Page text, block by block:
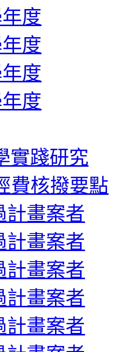
度
度
度
度
實踐研究
費核撥要點
計畫案者
計畫案者
計畫案者
計畫案者
計畫案者